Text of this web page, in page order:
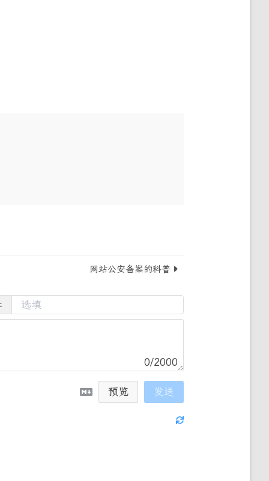
网站公安备案的科普
0/2000
预览 发送